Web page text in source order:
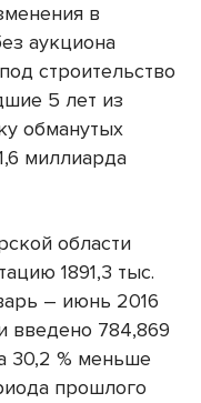
в
аукциона
строительство
5 лет из
обманутых
миллиарда
области
1891,3 тыс.
– июнь 2016
введено 784,869
30,2 % меньше
прошлого